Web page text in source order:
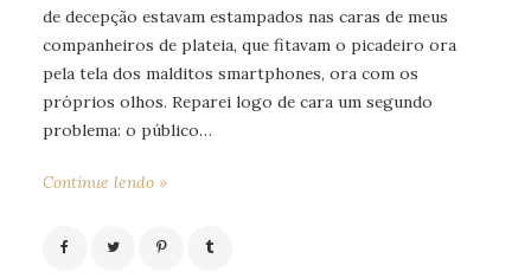
de decepção estavam estampados nas caras de meus
companheiros de plateia, que fitavam o picadeiro ora
pela tela dos malditos smartphones, ora com os
próprios olhos. Reparei logo de cara um segundo
problema: o público…
Continue lendo »